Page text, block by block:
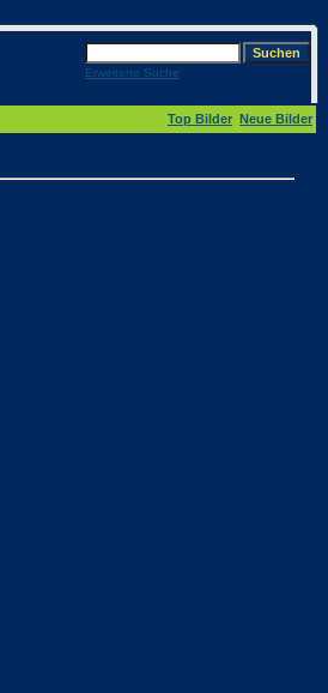
Erweiterte Suche
Top Bilder Neue Bilder